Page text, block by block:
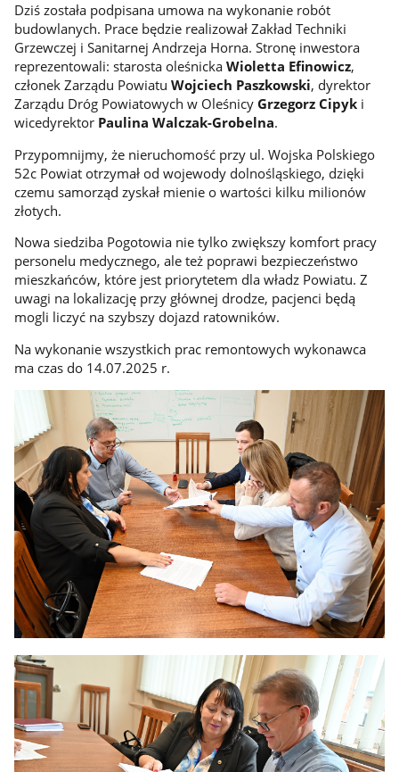
Dziś została podpisana umowa na wykonanie robót
budowlanych. Prace będzie realizował Zakład Techniki
Grzewczej i Sanitarnej Andrzeja Horna. Stronę inwestora
reprezentowali: starosta oleśnicka Wioletta Efinowicz,
członek Zarządu Powiatu Wojciech Paszkowski, dyrektor
Zarządu Dróg Powiatowych w Oleśnicy Grzegorz Cipyki
wicedyrektor Paulina Walczak-Grobelna.
Przypomnijmy, że nieruchomość przy ul. Wojska Polskiego
52c Powiat otrzymał od wojewody dolnośląskiego, dzięki
czemu samorząd zyskał mienie o wartości kilku milionów
złotych.
Nowa siedziba Pogotowia nie tylko zwiększy komfort pracy
personelu medycznego, ale też poprawi bezpieczeństwo
mieszkańców, które jest priorytetem dla władz Powiatu. Z
uwagi na lokalizację przy głównej drodze, pacjenci będą
mogli liczyć na szybszy dojazd ratowników.
Na wykonanie wszystkich prac remontowych wykonawca
ma czas do 14.07.2025 r.